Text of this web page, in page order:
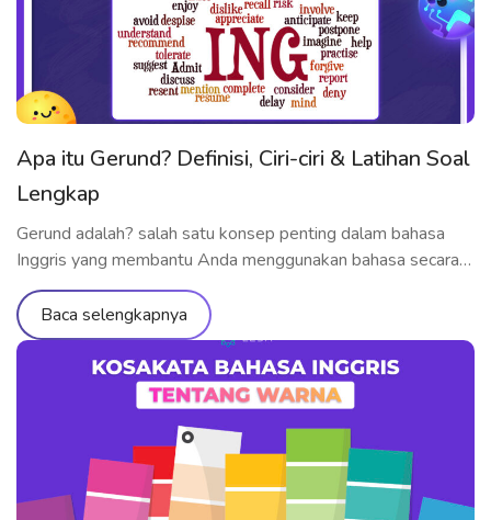
Apa itu Gerund? Definisi, Ciri-ciri & Latihan Soal
Lengkap
Gerund adalah? salah satu konsep penting dalam bahasa
Inggris yang membantu Anda menggunakan bahasa secara
lebih fleksibel dan alami. Dalam artikel ini, ELSA Speak akan
menjelaskan secara lengkap gerund adalah dan contohnya,
ciri-ciri utama yang perlu kamu pahami, serta latihan soal
dengan jawaban yang bisa langsung kamu praktikkan untuk
menguasai penggunaannya dengan baik. Gerund adalah? […]
Baca selengkapnya